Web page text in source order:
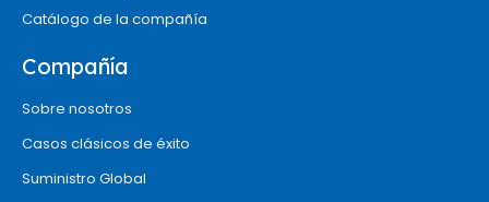
Catálogo de la compañía
Compañía
Sobre nosotros
Casos clásicos de éxito
Suministro Global